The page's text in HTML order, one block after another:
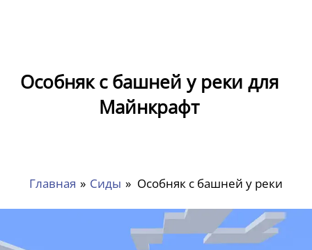
Особняк с башней у реки для
Майнкрафт
Главная » Сиды » Особняк с башней у реки